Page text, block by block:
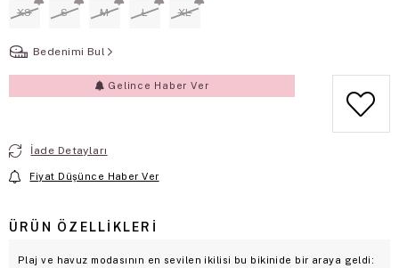
XS S M L XL
Bedenimi Bul
Gelince Haber Ver
İade Detayları
Fiyat Düşünce Haber Ver
ÜRÜN ÖZELLIKLERI
Plaj ve havuz modasının en sevilen ikilisi bu bikinide bir araya geldi: